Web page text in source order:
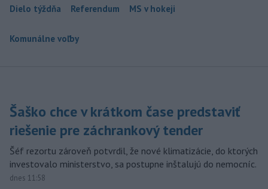
Dielo týždňa Referendum MS v hokeji
Komunálne voľby
Šaško chce v krátkom čase predstaviť
riešenie pre záchrankový tender
Šéf rezortu zároveň potvrdil, že nové klimatizácie, do ktorých
investovalo ministerstvo, sa postupne inštalujú do nemocníc.
dnes 11:58